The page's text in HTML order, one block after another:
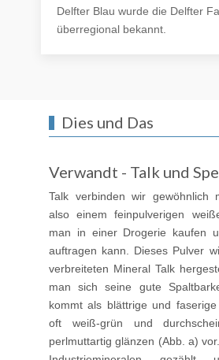
Delfter Blau wurde die Delfter
überregional bekannt.
Dies und Das
Verwandt - Talk und
Talk verbinden wir gewöhnlich
also einem feinpulverigen
man in einer Drogerie kaufen
auftragen kann. Dieses Pulver
verbreiteten Mineral Talk
man sich seine gute
kommt als blättrige und
oft weiß-grün und
perlmuttartig glänzen (Abb. a)